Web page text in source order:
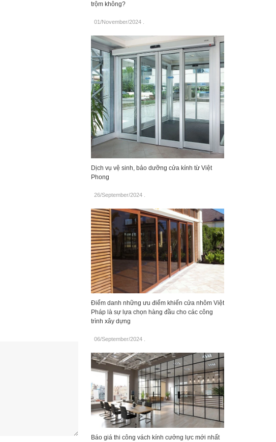
trộm không?
01/November/2024.
Dịch vụ vệ sinh, bảo dưỡng cửa kính từ Việt
Phong
26/September/2024.
Điểm danh những ưu điểm khiến cửa nhôm Việt
Pháp là sự lựa chọn hàng đầu cho các công
trình xây dựng
06/September/2024.
Báo giá thi công vách kính cưởng lực mới nhất